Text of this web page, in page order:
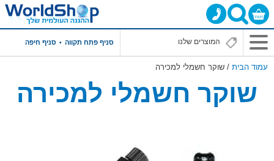
סניף פתח תקווה סניף חיפה
עמוד הבית / שוקר חשמלי למכירה
שוקר חשמלי למכירה